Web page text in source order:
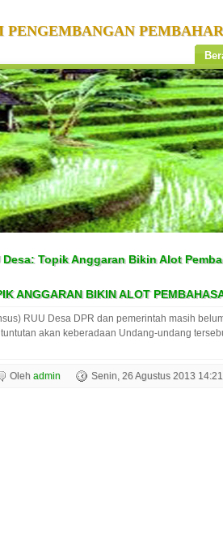
PENGEMBANGAN
Desa: Topik Anggaran Bikin Alot
ANGGARAN BIKIN ALOT
RUU Desa DPR dan pemerintah masih
akan keberadaan Undang-undang
Oleh admin Senin, 26 Agustus 2013